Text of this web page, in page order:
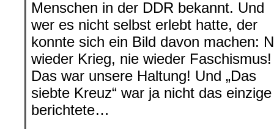
Menschen in der DDR bekannt. Und
wer es nicht selbst erlebt hatte, der
konnte sich ein Bild davon machen:
wieder Krieg, nie wieder Faschismus!
Das war unsere Haltung! Und „Das
siebte Kreuz“ war ja nicht das
berichtete…